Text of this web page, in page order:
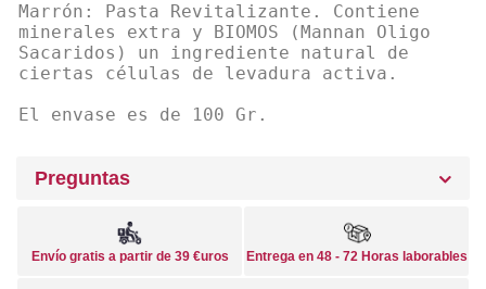
Marrón: Pasta Revitalizante. Contiene
minerales extra y BIOMOS (Mannan Oligo
Sacaridos) un ingrediente natural de
ciertas células de levadura activa.
El envase es de 100 Gr.
Preguntas
Envío gratis a partir de 39 €uros Entrega en 48 - 72 Horas laborables